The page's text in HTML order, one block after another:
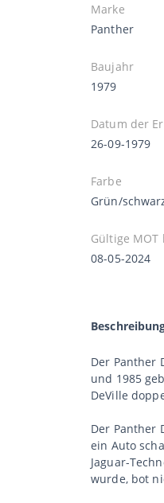
Marke
Panther
Baujahr
1979
Datum der
26-09-1979
Farbe
Grün/
Gültige MOT
08-05-2024
Der Panther
und 1985
DeVille
Der Panther
ein Auto
Jaguar-
wurde, bot